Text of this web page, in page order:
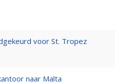
voor St. Tropez
naar Malta